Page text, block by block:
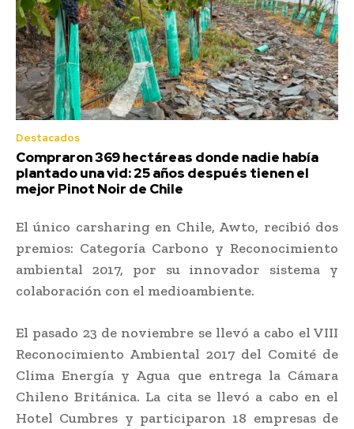
Destacados
Compraron 369 hectáreas donde nadie había
plantado una vid: 25 años después tienen el
mejor Pinot Noir de Chile
El único carsharing en Chile, Awto, recibió dos
premios: Categoría Carbono y Reconocimiento
ambiental 2017, por su innovador sistema y
colaboración con el medioambiente.
El pasado 23 de noviembre se llevó a cabo el VIII
Reconocimiento Ambiental 2017 del Comité de
Clima Energía y Agua que entrega la Cámara
Chileno Británica. La cita se llevó a cabo en el
Hotel Cumbres y participaron 18 empresas de